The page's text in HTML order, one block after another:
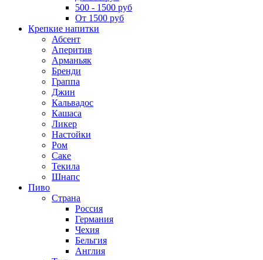
500 - 1500 руб
От 1500 руб
Крепкие напитки
Абсент
Аперитив
Арманьяк
Бренди
Граппа
Джин
Кальвадос
Кашаса
Ликер
Настойки
Ром
Саке
Текила
Шнапс
Пиво
Страна
Россия
Германия
Чехия
Бельгия
Англия